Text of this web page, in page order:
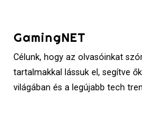
contentGamingNET
Célunk, hogy az olvasóinkat
tartalmakkal lássuk el, segítve
világában és a legújabb tech